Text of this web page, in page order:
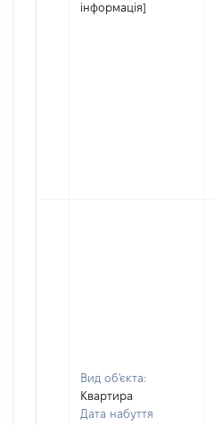
інформація]
Вид об'єкта:
Квартира
Дата набуття